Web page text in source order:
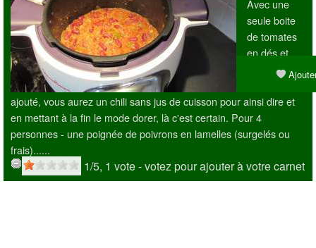
Avec une
seule boite
de tomates
en dés et
sans aucun
ajouté, vous aurez un chili sans jus de cuisson pour ainsi dire et
en mettant à la fin le mode dorer, là c'est certain. Pour 4
personnes - une poignée de poivrons en lamelles (surgelés ou
frais)......
1/5, 1 vote- votez pour ajouter à votre carnet